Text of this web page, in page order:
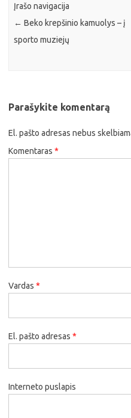
Įrašo navigacija
← Beko krepšinio kamuolys – į
sporto muziejų
Parašykite komentarą
El. pašto adresas nebus
Komentaras *
Vardas *
El. pašto adresas *
Interneto puslapis